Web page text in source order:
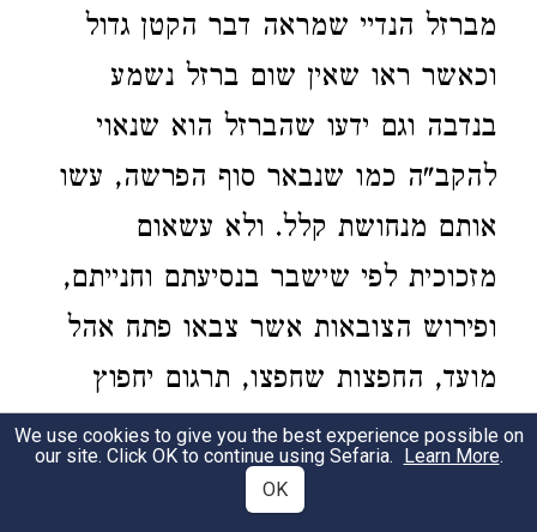
מברזל הנדיי שמראה דבר הקטן גדול
וכאשר ראו שאין שום ברזל נשמע
בנדבה וגם ידעו שהברזל הוא שנאוי
להקב"ה כמו שנבאר סוף הפרשה, עשו
אותם מנחושת קלל. ולא עשאום
מזכוכית לפי שישבר בנסיעתם וחנייתם,
ופירוש הצובאות אשר צבאו פתח אהל
מועד, החפצות שחפצו, תרגום יחפוץ
וצבי, וכןבדניאלודי הוה צבי הוה קטל,
זהו אשר צבאו פתח אהל מועד שרצו
We use cookies to give you the best experience possible on
our site. Click OK to continue using Sefaria. Learn More.
OK